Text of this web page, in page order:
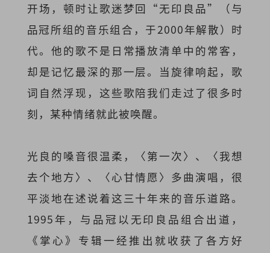
开场，顿时让歌迷梦回“无印良品”（与
品冠所组的音乐组合，于2000年解散）时
代。他的歌不是日常播放清单中的常客，
却是记忆最深的那一层。当旋律响起，歌
词自然浮现，这些歌陪我们走过了很多时
刻，某种情绪就此被唤醒。
光良的嗓音很温柔，〈第一次〉、〈我想
去个地方〉、〈心甘情愿〉多曲演唱，很
平淡地在述说着这三十年来的音乐道路。
1995年，与品冠以无印良品组合出道，
《掌心》专辑一经推出就收获了各方好